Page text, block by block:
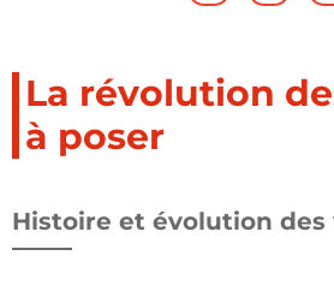
La révolution
à poser
Histoire et évolution des